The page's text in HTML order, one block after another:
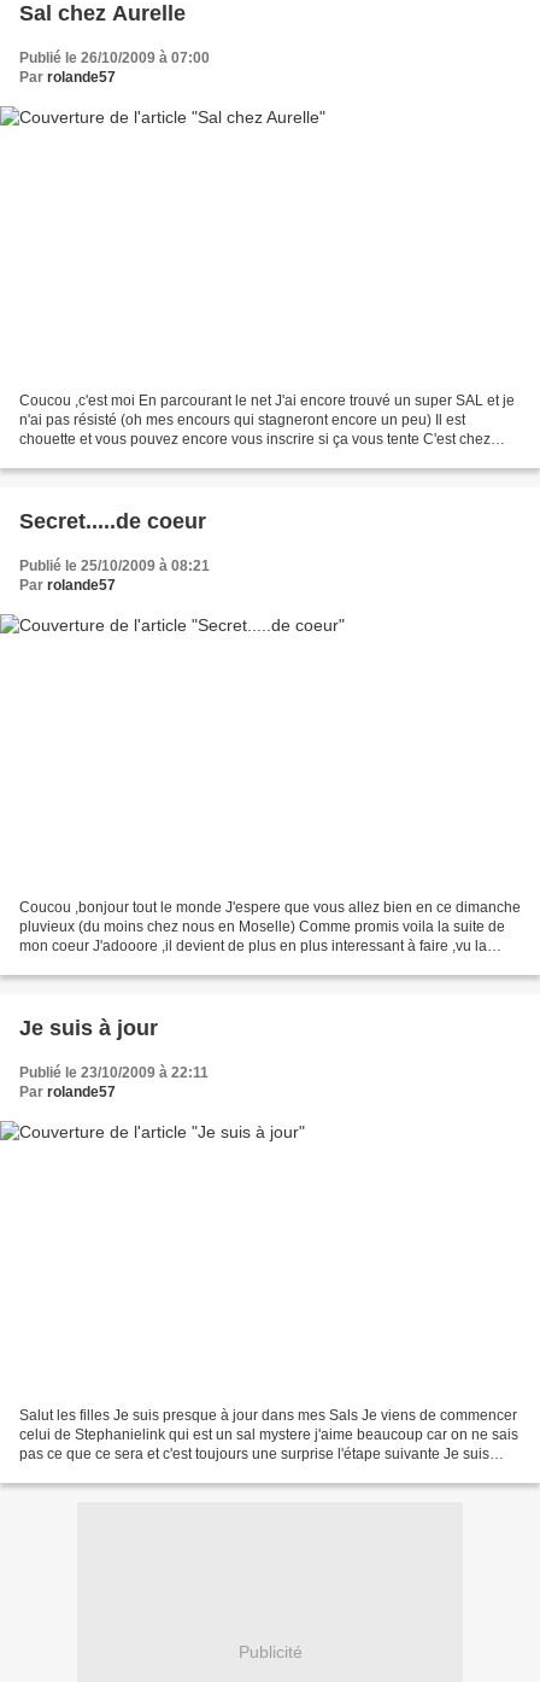
Sal chez Aurelle
Publié le 26/10/2009 à 07:00
Par rolande57
Coucou ,c'est moi En parcourant le net J'ai encore trouvé un super SAL et je
n'ai pas résisté (oh mes encours qui stagneront encore un peu) Il est
chouette et vous pouvez encore vous inscrire si ça vous tente C'est chez
Secret.....de coeur
Publié le 25/10/2009 à 08:21
Par rolande57
Coucou ,bonjour tout le monde J'espere que vous allez bien en ce dimanche
pluvieux (du moins chez nous en Moselle) Comme promis voila la suite de
mon coeur J'adooore ,il devient de plus en plus interessant à faire ,vu la
Je suis à jour
Publié le 23/10/2009 à 22:11
Par rolande57
Salut les filles Je suis presque à jour dans mes Sals Je viens de commencer
celui de Stephanielink qui est un sal mystere j'aime beaucoup car on ne sais
pas ce que ce sera et c'est toujours une surprise l'étape suivante Je suis
Publicité